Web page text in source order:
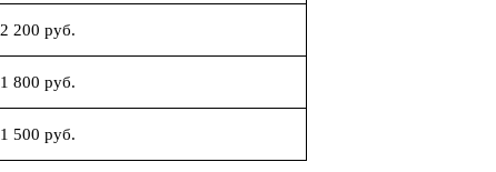
2 200 руб.
1 800 руб.
1 500 руб.